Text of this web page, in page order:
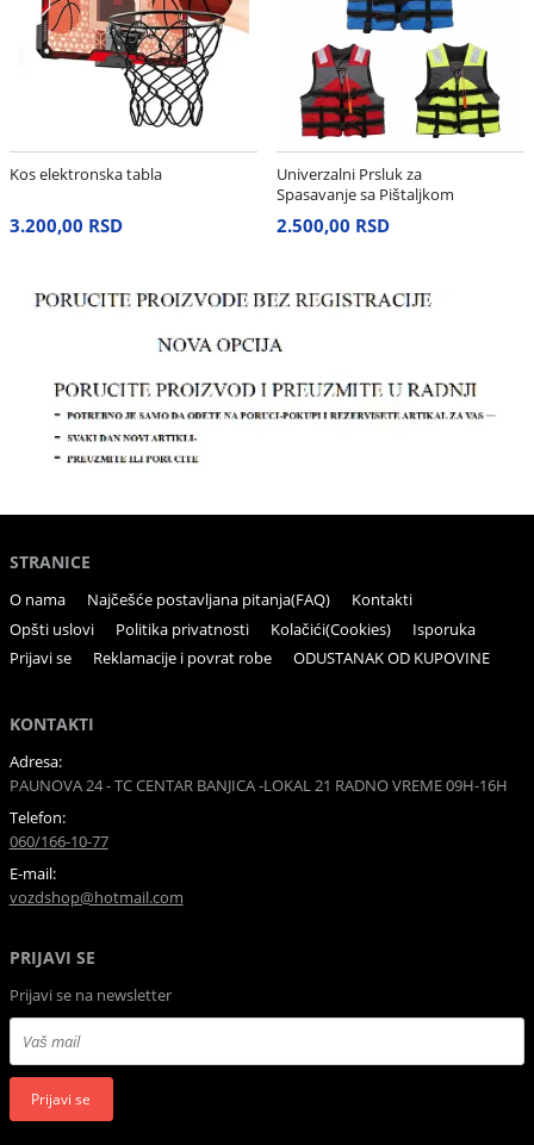
Kos elektronska tabla
3.200,00 RSD
Univerzalni Prsluk za
Spasavanje sa Pištaljkom
– Neon Žuti
2.500,00 RSD
STRANICE
O nama Najčešće postavljana pitanja(FAQ)
Kontakti
Opšti uslovi
Politika privatnosti Kolačići(Cookies)
Isporuka
Prijavi se
Reklamacije i povrat robe ODUSTANAK OD KUPOVINE
KONTAKTI
Adresa:
PAUNOVA 24 - TC CENTAR BANJICA -LOKAL 21 RADNO VREME 09H-16H
Telefon:
060/166-10-77
E-mail:
vozdshop@hotmail.com
PRIJAVI SE
Prijavi se na newsletter
Prijavi se